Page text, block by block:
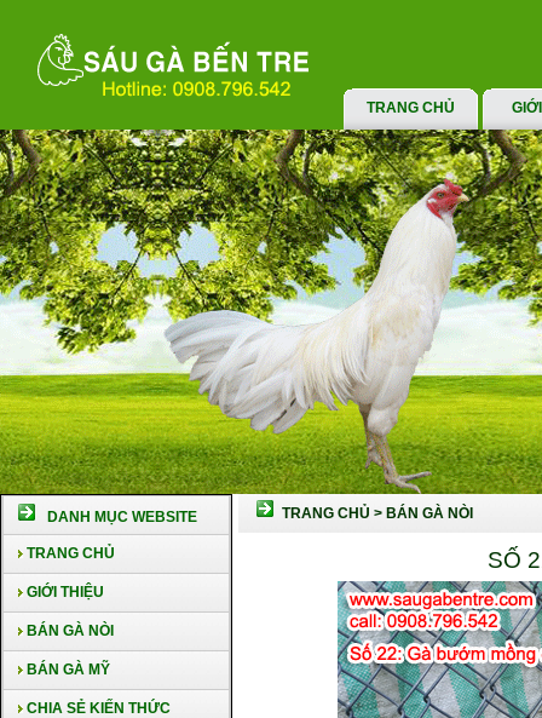
TRANG CHỦ
DANH MỤC WEBSITE
TRANG CHỦ
GIỚI THIỆU
BÁN GÀ NÒI
BÁN GÀ MỸ
CHIA SẺ KIẾN THỨC
TRANG CHỦ > BÁN GÀ NÒI
SỐ